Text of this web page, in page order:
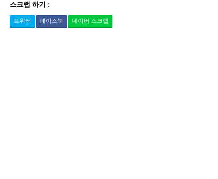
스크랩 하기 :
트위터 페이스북 네이버 스크랩